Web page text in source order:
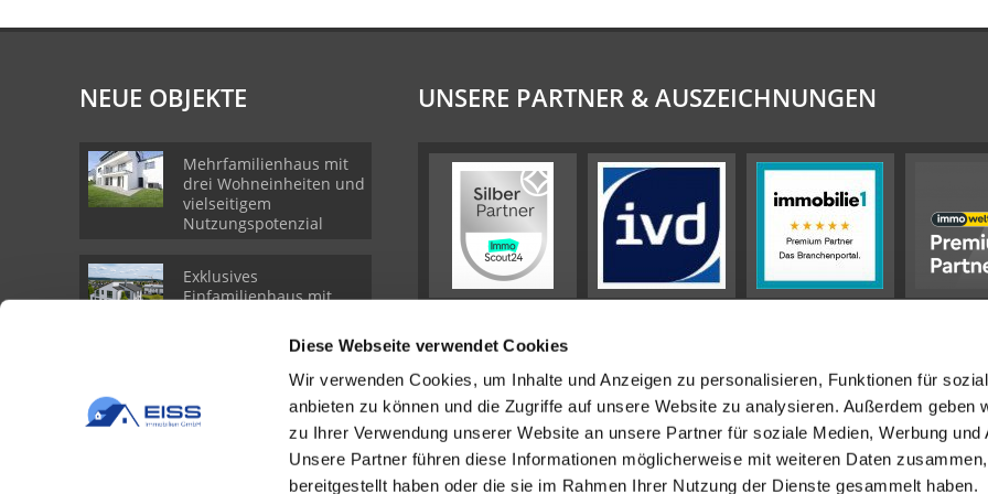
Diese Webseite verwendet Cookies
Wir verwenden Cookies, um Inhalte und Anzeigen zu personalisieren, Funktionen für
anbieten zu können und die Zugriffe auf unsere Website zu analysieren. Außerdem geben
zu Ihrer Verwendung unserer Website an unsere Partner für soziale Medien, Werbung und
Unsere Partner führen diese Informationen möglicherweise mit weiteren Daten
bereitgestellt haben oder die sie im Rahmen Ihrer Nutzung der Dienste gesammelt haben.
NEUE OBJEKTE
Mehrfamilienhaus mit
drei Wohneinheiten und
vielseitigem
Nutzungspotenzial
Exklusives
Einfamilienhaus mit
Böblingen und Stuttgart
Penthousewohnung mit
viel Licht und
Raumgestaltung
UNSERE PARTNER & AUSZEICHNUNGEN